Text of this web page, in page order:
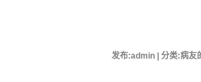
发布:admin | 分类:病友